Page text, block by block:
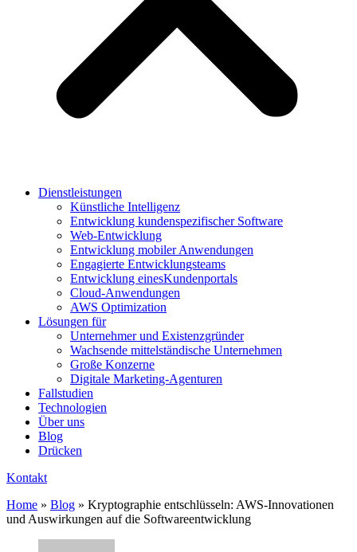
Dienstleistungen
Künstliche Intelligenz
Entwicklung kundenspezifischer Software
Web-Entwicklung
Entwicklung mobiler Anwendungen
Engagierte Entwicklungsteams
Entwicklung einesKundenportals
Cloud-Anwendungen
AWS Optimization
Lösungen für
Unternehmer und Existenzgründer
Wachsende mittelständische Unternehmen
Große Konzerne
Digitale Marketing-Agenturen
Fallstudien
Technologien
Über uns
Blog
Drücken
Kontakt
Home » Blog » Kryptographie entschlüsseln: AWS-Innovationen
und Auswirkungen auf die Softwareentwicklung